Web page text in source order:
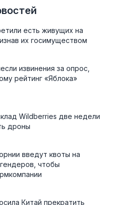
есть живущих на
их госимуществом
извинения за опрос,
рейтинг «Яблока»
Wildberries две недели
дроны
введут квоты на
чтобы
Китай прекратить